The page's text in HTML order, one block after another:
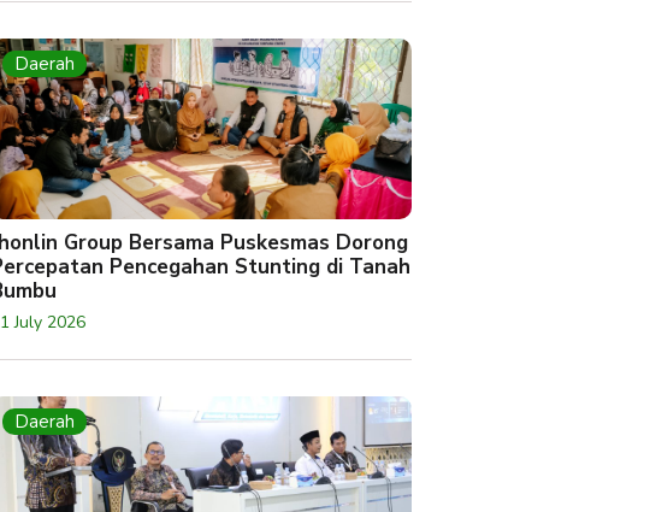
Daerah
Group Bersama Puskesmas Dorong
Pencegahan Stunting di Tanah
July 2026
Daerah